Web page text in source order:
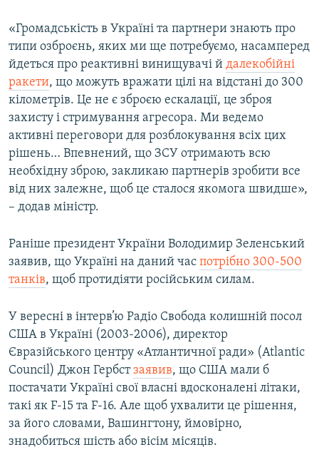
«Громадськість в Україні та партнери знають про
типи озброєнь, яких ми ще потребуємо, насамперед
йдеться про реактивні винищувачі й далекобійні
ракети, що можуть вражати цілі на відстані до 300
кілометрів. Це не є зброєю ескалації, це зброя
захисту і стримування агресора. Ми ведемо
активні переговори для розблокування всіх цих
рішень… Впевнений, що ЗСУ отримають всю
необхідну зброю, закликаю партнерів зробити все
від них залежне, щоб це сталося якомога швидше»,
– додав міністр.
Раніше президент України Володимир Зеленський
заявив, що Україні на даний час потрібно 300-500
танків, щоб протидіяти російським силам.
У вересні в інтерв’ю Радіо Свобода колишній посол
США в Україні (2003-2006), директор
Євразійського центру «Атлантичної ради» (Atlantic
Council) Джон Гербстзаявив, що США мали б
постачати Україні свої власні вдосконалені літаки,
такі як F-15 та F-16. Але щоб ухвалити це рішення,
за його словами, Вашингтону, ймовірно,
знадобиться шість або вісім місяців.